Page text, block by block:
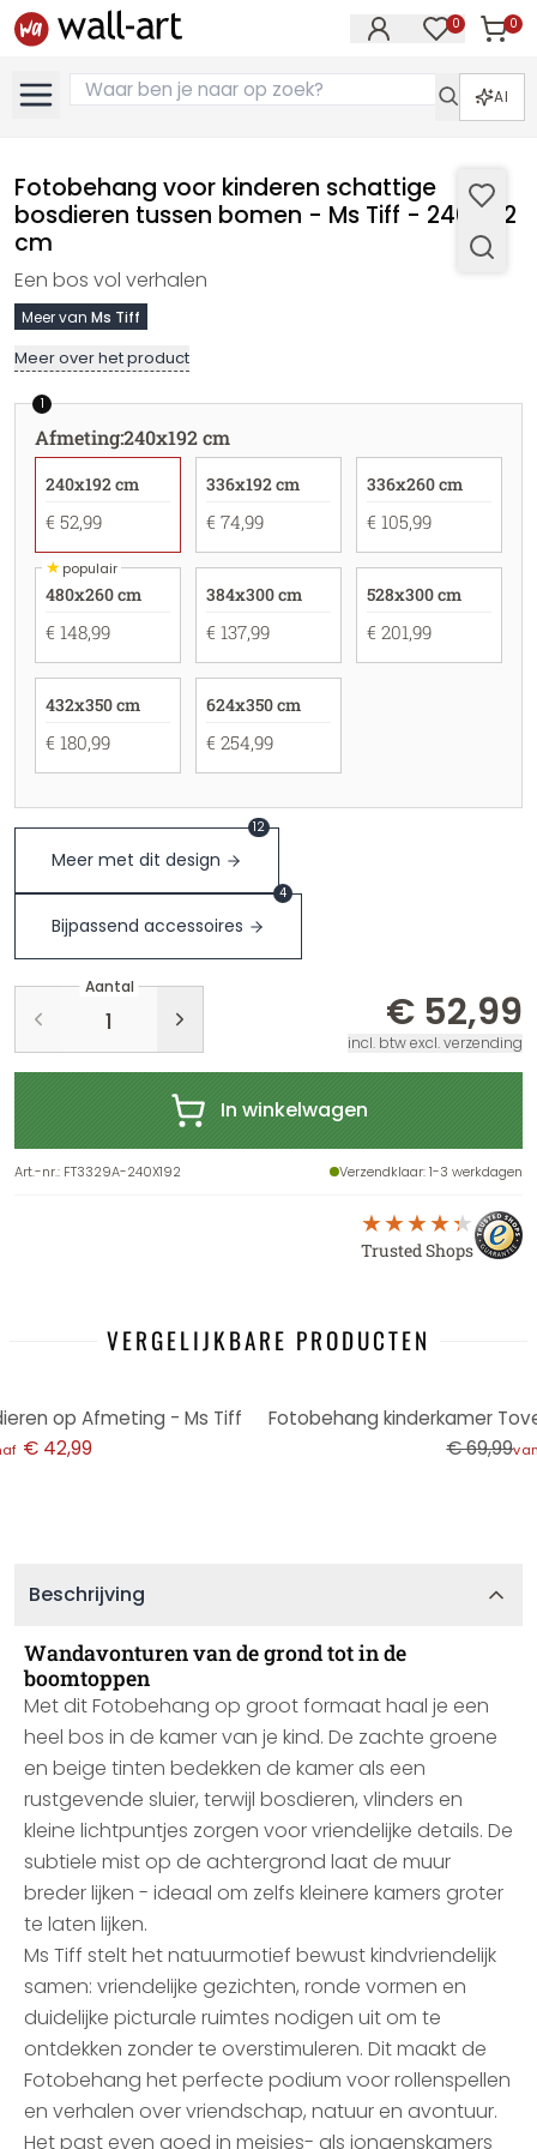
0 0
AI
Fotobehang voor kinderen schattige
bosdieren tussen bomen - Ms Tiff - 240x192
cm
Een bos vol verhalen
Meer van Ms Tiff
Meer over het product
1
Afmeting:240x192 cm
240x192 cm
€ 52,99
336x192 cm
€ 74,99
336x260 cm
€ 105,99
★populair
480x260 cm
€ 148,99
384x300 cm
€ 137,99
528x300 cm
€ 201,99
432x350 cm
€ 180,99
624x350 cm
€ 254,99
Meer met dit design
12
Bijpassend accessoires
4
Aantal
€ 52,99
incl. btw excl. verzending
In winkelwagen
Art.-nr.: FT3329A-240X192 Verzendklaar: 1-3 werkdagen
Trusted Shops
VERGELIJKBARE PRODUCTEN
op Afmeting - Ms Tiff
€ 42,99 € 69,99
Beschrijving
Wandavonturen van de grond tot in de
boomtoppen
Met dit Fotobehang op groot formaat haal je een
heel bos in de kamer van je kind. De zachte groene
en beige tinten bedekken de kamer als een
rustgevende sluier, terwijl bosdieren, vlinders en
kleine lichtpuntjes zorgen voor vriendelijke details. De
subtiele mist op de achtergrond laat de muur
breder lijken - ideaal om zelfs kleinere kamers groter
te laten lijken.
Ms Tiff stelt het natuurmotief bewust kindvriendelijk
samen: vriendelijke gezichten, ronde vormen en
duidelijke picturale ruimtes nodigen uit om te
ontdekken zonder te overstimuleren. Dit maakt de
Fotobehang het perfecte podium voor rollenspellen
en verhalen over vriendschap, natuur en avontuur.
Het past even goed in meisjes- als jongenskamers